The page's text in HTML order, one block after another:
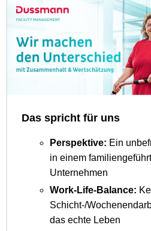
Das spricht für uns
Perspektive: Ein
in einem
Unternehmen
Work-Life-Balance:
Schicht-/
das echte Leben